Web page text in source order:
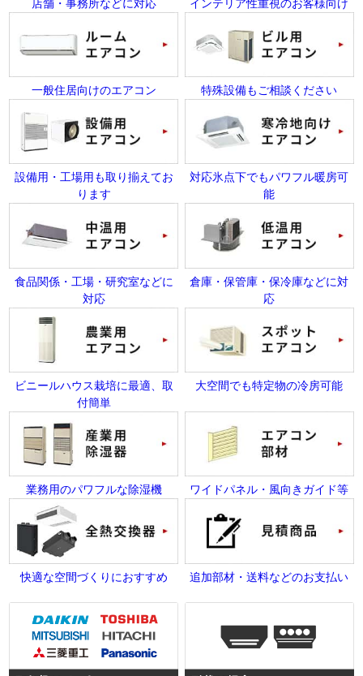
店舗・事務所などに対応 インテリア性重視のお客様向け
一般住居向けのエアコン 特殊設備もご相談ください
設備用・工場用も取り揃えてお
ります
対応氷点下でもパワフル暖房可
能
食品関係・工場・研究室などに
対応
倉庫・保管庫・保冷庫などに対
応
ビニールハウス栽培に最適、取
付簡単
大空間でも特定物の冷房可能
業務用のパワフルな除湿機 ワイドパネル・風向きガイド等
快適な空間づくりにおすすめ 追加部材・送料などのお支払い